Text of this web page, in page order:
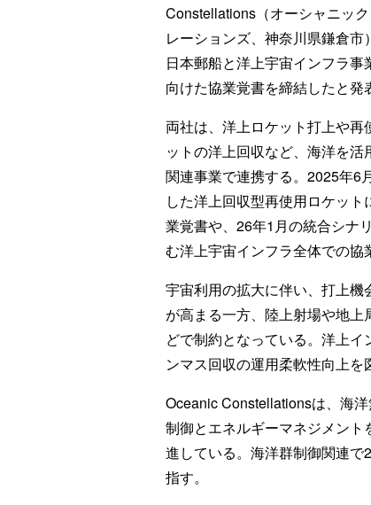
Constellations（オーシャニッ
レーションズ、神奈川県鎌倉市
日本郵船と洋上宇宙インフラ事
向けた協業覚書を締結したと発
両社は、洋上ロケット打上や再
ットの洋上回収など、海洋を活
関連事業で連携する。2025年6
した洋上回収型再使用ロケット
業覚書や、26年1月の統合シナ
む洋上宇宙インフラ全体での協
宇宙利用の拡大に伴い、打上
が高まる一方、陸上射場や地
どで制約となっている。洋上
ンマス回収の運用柔軟性向上を
Oceanic Constellationsは、海
制御とエネルギーマネジメン
進している。海洋群制御関連
指す。